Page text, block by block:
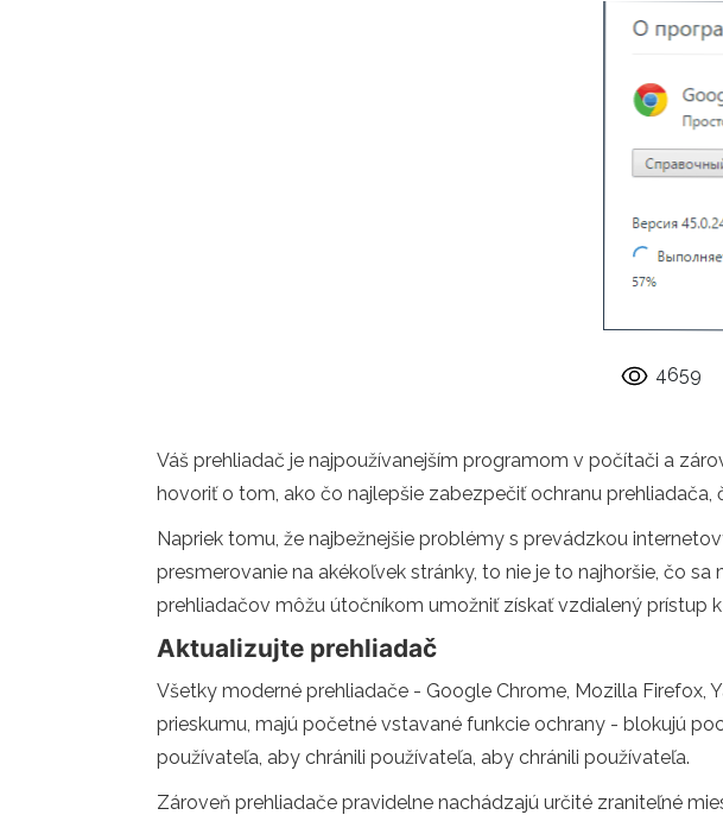
4659
Váš prehliadač je najpoužívanejším programom v počítači a
hovoriť o tom, ako čo najlepšie zabezpečiť ochranu
Napriek tomu, že najbežnejšie problémy s prevádzkou
presmerovanie na akékoľvek stránky, to nie je to najhoršie, čo
prehliadačov môžu útočníkom umožniť získať vzdialený prístup
Aktualizujte prehliadač
Všetky moderné prehliadače - Google Chrome, Mozilla Firefox,
prieskumu, majú početné vstavané funkcie ochrany - blokujú
používateľa, aby chránili používateľa, aby chránili používateľa.
Zároveň prehliadače pravidelne nachádzajú určité zraniteľné